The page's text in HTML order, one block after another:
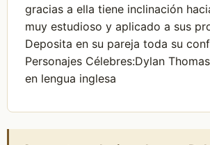
gracias a ella tiene inclinación
muy estudioso y aplicado a sus
Deposita en su pareja toda su
Personajes Célebres:Dylan
en lengua inglesa